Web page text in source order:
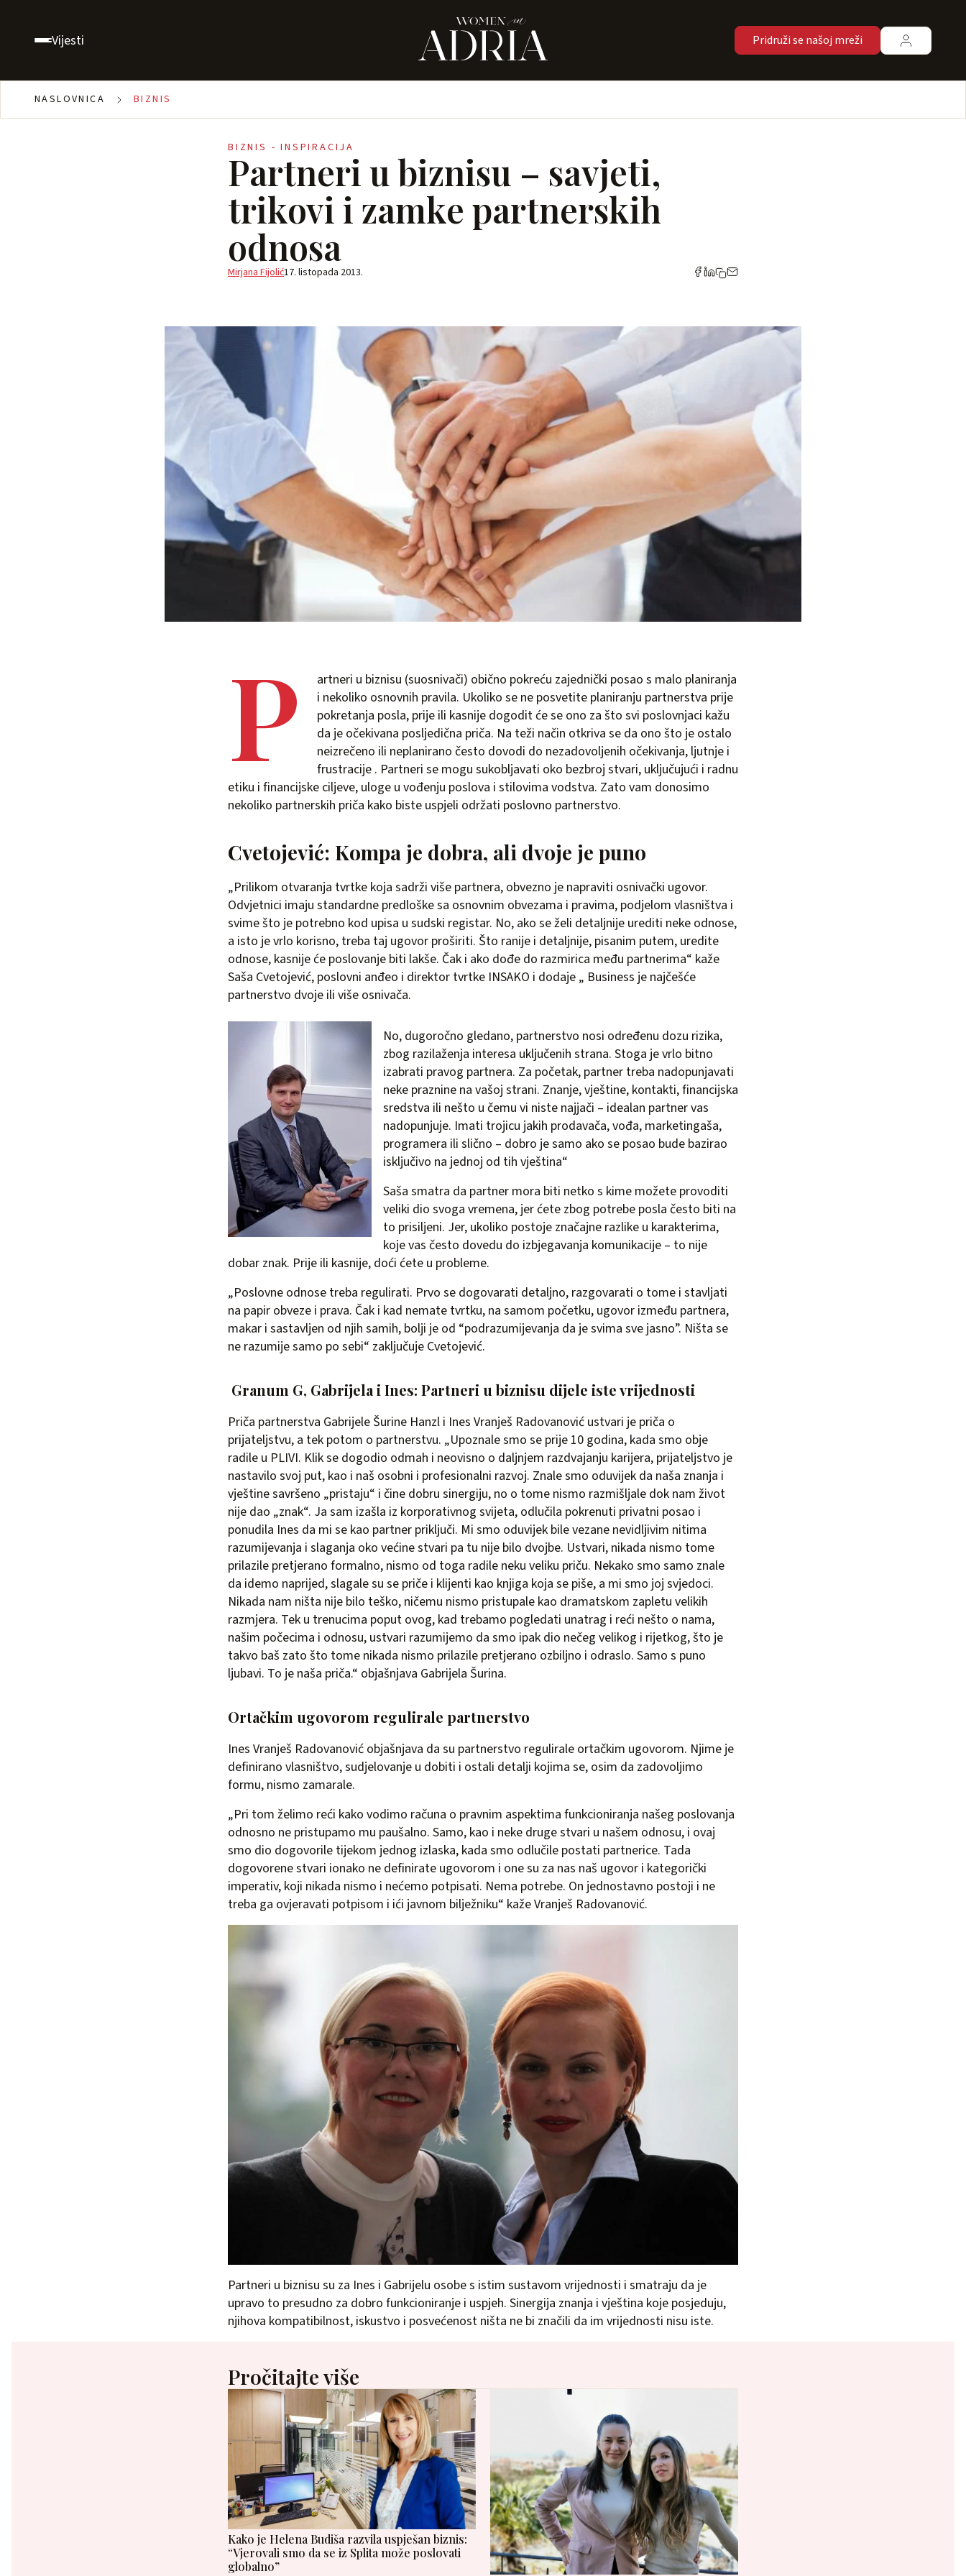
Vijesti Pridruži se našoj mreži
NASLOVNICA BIZNIS
BIZNIS - INSPIRACIJA
Partneri u biznisu – savjeti,
trikovi i zamke partnerskih
odnosa
Mirjana Fijolić17. listopada 2013.
P
artneri u biznisu (suosnivači) obično pokreću zajednički posao s malo planiranja
i nekoliko osnovnih pravila. Ukoliko se ne posvetite planiranju partnerstva prije
pokretanja posla, prije ili kasnije dogodit će se ono za što svi poslovnjaci kažu
da je očekivana posljedična priča. Na teži način otkriva se da ono što je ostalo
neizrečeno ili neplanirano često dovodi do nezadovoljenih očekivanja, ljutnje i
frustracije . Partneri se mogu sukobljavati oko bezbroj stvari, uključujući i radnu
etiku i financijske ciljeve, uloge u vođenju poslova i stilovima vodstva. Zato vam donosimo
nekoliko partnerskih priča kako biste uspjeli održati poslovno partnerstvo.
Cvetojević: Kompa je dobra, ali dvoje je puno
„Prilikom otvaranja tvrtke koja sadrži više partnera, obvezno je napraviti osnivački ugovor.
Odvjetnici imaju standardne predloške sa osnovnim obvezama i pravima, podjelom vlasništva i
svime što je potrebno kod upisa u sudski registar. No, ako se želi detaljnije urediti neke odnose,
a isto je vrlo korisno, treba taj ugovor proširiti. Što ranije i detaljnije, pisanim putem, uredite
odnose, kasnije će poslovanje biti lakše. Čak i ako dođe do razmirica među partnerima“ kaže
Saša Cvetojević, poslovni anđeo i direktor tvrtke INSAKO i dodaje „ Business je najčešće
partnerstvo dvoje ili više osnivača.
No, dugoročno gledano, partnerstvo nosi određenu dozu rizika,
zbog razilaženja interesa uključenih strana. Stoga je vrlo bitno
izabrati pravog partnera. Za početak, partner treba nadopunjavati
neke praznine na vašoj strani. Znanje, vještine, kontakti, financijska
sredstva ili nešto u čemu vi niste najjači – idealan partner vas
nadopunjuje. Imati trojicu jakih prodavača, vođa, marketingaša,
programera ili slično – dobro je samo ako se posao bude bazirao
isključivo na jednoj od tih vještina“
Saša smatra da partner mora biti netko s kime možete provoditi
veliki dio svoga vremena, jer ćete zbog potrebe posla često biti na
to prisiljeni. Jer, ukoliko postoje značajne razlike u karakterima,
koje vas često dovedu do izbjegavanja komunikacije – to nije
dobar znak. Prije ili kasnije, doći ćete u probleme.
„Poslovne odnose treba regulirati. Prvo se dogovarati detaljno, razgovarati o tome i stavljati
na papir obveze i prava. Čak i kad nemate tvrtku, na samom početku, ugovor između partnera,
makar i sastavljen od njih samih, bolji je od “podrazumijevanja da je svima sve jasno”. Ništa se
ne razumije samo po sebi“ zaključuje Cvetojević.
Granum G, Gabrijela i Ines: Partneri u biznisu dijele iste vrijednosti
Priča partnerstva Gabrijele Šurine Hanzl i Ines Vranješ Radovanović ustvari je priča o
prijateljstvu, a tek potom o partnerstvu. „Upoznale smo se prije 10 godina, kada smo obje
radile u PLIVI. Klik se dogodio odmah i neovisno o daljnjem razdvajanju karijera, prijateljstvo je
nastavilo svoj put, kao i naš osobni i profesionalni razvoj. Znale smo oduvijek da naša znanja i
vještine savršeno „pristaju“ i čine dobru sinergiju, no o tome nismo razmišljale dok nam život
nije dao „znak“. Ja sam izašla iz korporativnog svijeta, odlučila pokrenuti privatni posao i
ponudila Ines da mi se kao partner priključi. Mi smo oduvijek bile vezane nevidljivim nitima
razumijevanja i slaganja oko većine stvari pa tu nije bilo dvojbe. Ustvari, nikada nismo tome
prilazile pretjerano formalno, nismo od toga radile neku veliku priču. Nekako smo samo znale
da idemo naprijed, slagale su se priče i klijenti kao knjiga koja se piše, a mi smo joj svjedoci.
Nikada nam ništa nije bilo teško, ničemu nismo pristupale kao dramatskom zapletu velikih
razmjera. Tek u trenucima poput ovog, kad trebamo pogledati unatrag i reći nešto o nama,
našim počecima i odnosu, ustvari razumijemo da smo ipak dio nečeg velikog i rijetkog, što je
takvo baš zato što tome nikada nismo prilazile pretjerano ozbiljno i odraslo. Samo s puno
ljubavi. To je naša priča.“ objašnjava Gabrijela Šurina.
Ortačkim ugovorom regulirale partnerstvo
Ines Vranješ Radovanović objašnjava da su partnerstvo regulirale ortačkim ugovorom. Njime je
definirano vlasništvo, sudjelovanje u dobiti i ostali detalji kojima se, osim da zadovoljimo
formu, nismo zamarale.
„Pri tom želimo reći kako vodimo računa o pravnim aspektima funkcioniranja našeg poslovanja
odnosno ne pristupamo mu paušalno. Samo, kao i neke druge stvari u našem odnosu, i ovaj
smo dio dogovorile tijekom jednog izlaska, kada smo odlučile postati partnerice. Tada
dogovorene stvari ionako ne definirate ugovorom i one su za nas naš ugovor i kategorički
imperativ, koji nikada nismo i nećemo potpisati. Nema potrebe. On jednostavno postoji i ne
treba ga ovjeravati potpisom i ići javnom bilježniku“ kaže Vranješ Radovanović.
Partneri u biznisu su za Ines i Gabrijelu osobe s istim sustavom vrijednosti i smatraju da je
upravo to presudno za dobro funkcioniranje i uspjeh. Sinergija znanja i vještina koje posjeduju,
njihova kompatibilnost, iskustvo i posvećenost ništa ne bi značili da im vrijednosti nisu iste.
Pročitajte više
Kako je Helena Budiša razvila uspješan biznis:
“Vjerovali smo da se iz Splita može poslovati
globalno”